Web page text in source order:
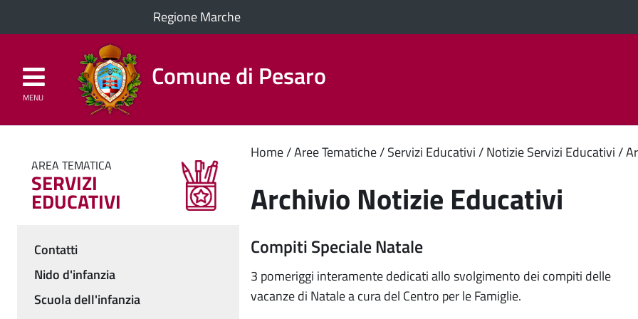
Regione Marche
Comune di Pesaro
MENU
Contenuto
principale
Home Aree Tematiche Servizi Educativi Notizie Servizi Educativi
Archivio Notizie Educativi
Compiti Speciale Natale
3 pomeriggi interamente dedicati allo svolgimento dei compiti delle
vacanze di Natale a cura del Centro per le Famiglie.
AREA TEMATICA
SERVIZI
EDUCATIVI
Menu
Contatti
Nido d'infanzia
Scuola dell'infanzia